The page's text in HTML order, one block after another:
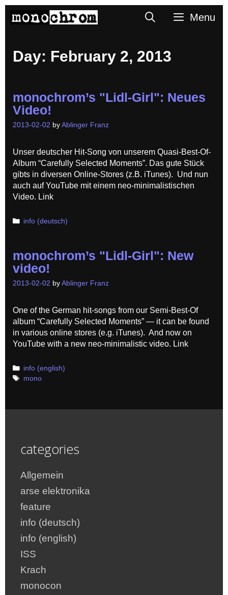
SearchMenu
Day: February 2, 2013
monochrom’s "Lidl-Girl": Neues
Video!
2013-02-02 by Ablinger Franz
Unser deutscher Hit-Song von unserem Quasi-Best-Of-
Album “Carefully Selected Moments”. Das gute Stück
gibts in diversen Online-Stores (z.B. iTunes). Und nun
auch auf YouTube mit einem neo-minimalistischen
Video. Link
Categories
info (deutsch)
monochrom’s "Lidl-Girl": New
video!
2013-02-02 by Ablinger Franz
One of the German hit-songs from our Semi-Best-Of
album “Carefully Selected Moments” — it can be found
in various online stores (e.g. iTunes). And now on
YouTube with a new neo-minimalistic video. Link
Categories
info (english)
Tags
mono
categories
Allgemein
arse elektronika
feature
info (deutsch)
info (english)
ISS
Krach
monocon